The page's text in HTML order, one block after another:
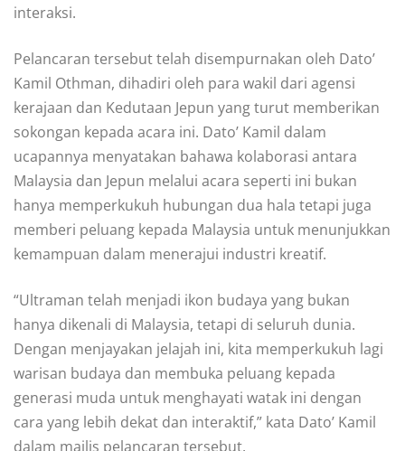
interaksi.
Pelancaran tersebut telah disempurnakan oleh Dato’
Kamil Othman, dihadiri oleh para wakil dari agensi
kerajaan dan Kedutaan Jepun yang turut memberikan
sokongan kepada acara ini. Dato’ Kamil dalam
ucapannya menyatakan bahawa kolaborasi antara
Malaysia dan Jepun melalui acara seperti ini bukan
hanya memperkukuh hubungan dua hala tetapi juga
memberi peluang kepada Malaysia untuk menunjukkan
kemampuan dalam menerajui industri kreatif.
“Ultraman telah menjadi ikon budaya yang bukan
hanya dikenali di Malaysia, tetapi di seluruh dunia.
Dengan menjayakan jelajah ini, kita memperkukuh lagi
warisan budaya dan membuka peluang kepada
generasi muda untuk menghayati watak ini dengan
cara yang lebih dekat dan interaktif,” kata Dato’ Kamil
dalam majlis pelancaran tersebut.